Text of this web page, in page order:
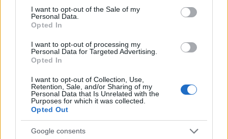
consent section.
I want to opt-out of the Sale of my
Personal Data.
Opted In
I want to opt-out of processing my
Personal Data for Targeted Advertising.
Opted In
I want to opt-out of Collection, Use,
Retention, Sale, and/or Sharing of my
Personal Data that Is Unrelated with the
Purposes for which it was collected.
Opted Out
Google consents
Ημέρα 2 – Λύσεις, Αγορές & Καινοτομία
Η δεύτερη ημέρα άνοιξε με τον Υφυπουργό
Περιβάλλοντος και Ενέργειας, κ.
οποίος εστίασε στην ελληνική ενεργειακή αγορά, τη
σχέση με την ΕΕ και το μέλλον των ερευνών
υδρογονανθράκων. Σε επόμενο πάνελ σχετικά με
την ενσωμάτωση των ΑΠΕ οι ομιλητές